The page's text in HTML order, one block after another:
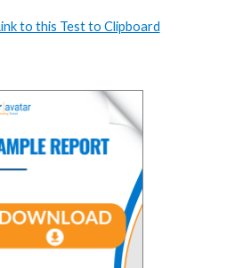
to this Test to Clipboard